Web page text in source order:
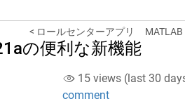
< ロールセンターアプリ
の便利な新機能
15 views (last 30
comment